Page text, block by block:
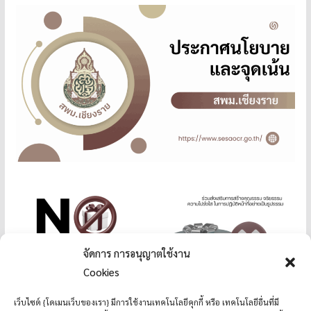
จัดการ การอนุญาตใช้งาน
Cookies
เว็บไซต์ {โดเมนเว็บของเรา} มีการใช้งานเทคโนโลยีคุกกี้ หรือ เทคโนโลยีอื่นที่มี